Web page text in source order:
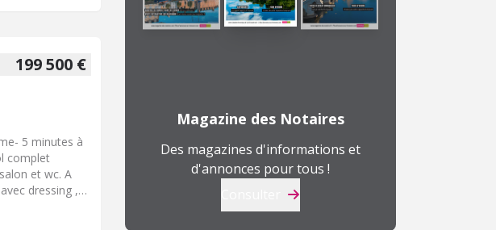
199 500 €
complet
et wc. A
dressing ,
Magazine des Notaires
Des magazines d'informations et
d'annonces pour tous !